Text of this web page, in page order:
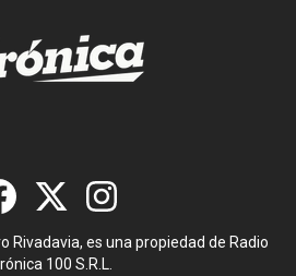
Rivadavia, es una propiedad de Radio
100 S.R.L.